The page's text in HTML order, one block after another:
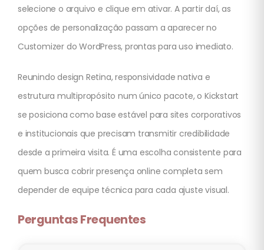
selecione o arquivo e clique em ativar. A partir daí, as
opções de personalização passam a aparecer no
Customizer do WordPress, prontas para uso imediato.
Reunindo design Retina, responsividade nativa e
estrutura multipropósito num único pacote, o Kickstart
se posiciona como base estável para sites corporativos
e institucionais que precisam transmitir credibilidade
desde a primeira visita. É uma escolha consistente para
quem busca cobrir presença online completa sem
depender de equipe técnica para cada ajuste visual.
Perguntas Frequentes